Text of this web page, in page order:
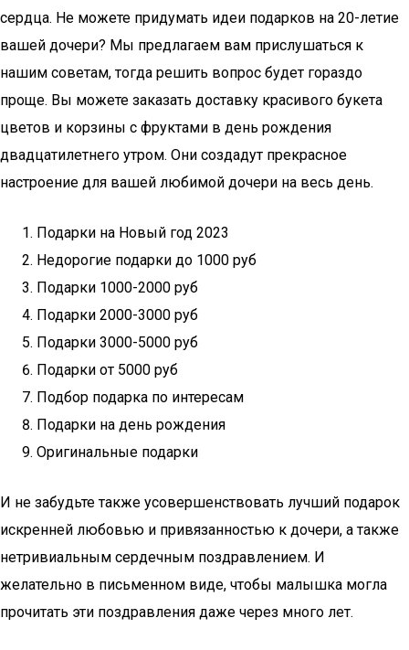
сердца. Не можете придумать идеи подарков на 20-летие
вашей дочери? Мы предлагаем вам прислушаться к
нашим советам, тогда решить вопрос будет гораздо
проще. Вы можете заказать доставку красивого букета
цветов и корзины с фруктами в день рождения
двадцатилетнего утром. Они создадут прекрасное
настроение для вашей любимой дочери на весь день.
Подарки на Новый год 2023
Недорогие подарки до 1000 руб
Подарки 1000-2000 руб
Подарки 2000-3000 руб
Подарки 3000-5000 руб
Подарки от 5000 руб
Подбор подарка по интересам
Подарки на день рождения
Оригинальные подарки
И не забудьте также усовершенствовать лучший подарок
искренней любовью и привязанностью к дочери, а также
нетривиальным сердечным поздравлением. И
желательно в письменном виде, чтобы малышка могла
прочитать эти поздравления даже через много лет.